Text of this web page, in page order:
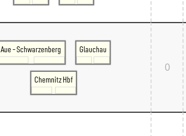
Aue - Schwarzenberg Glauchau
Chemnitz Hbf
0